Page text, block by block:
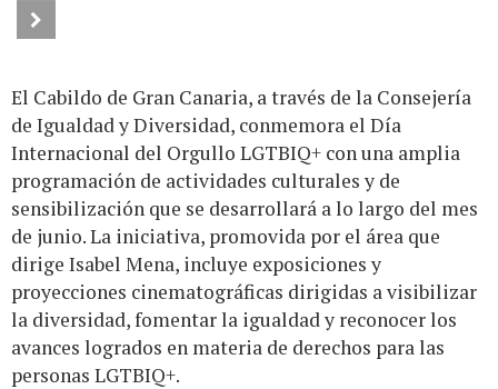
El Cabildo de Gran Canaria, a través de la Consejería
de Igualdad y Diversidad, conmemora el Día
Internacional del Orgullo LGTBIQ+ con una amplia
programación de actividades culturales y de
sensibilización que se desarrollará a lo largo del mes
de junio. La iniciativa, promovida por el área que
dirige Isabel Mena, incluye exposiciones y
proyecciones cinematográficas dirigidas a visibilizar
la diversidad, fomentar la igualdad y reconocer los
avances logrados en materia de derechos para las
personas LGTBIQ+.